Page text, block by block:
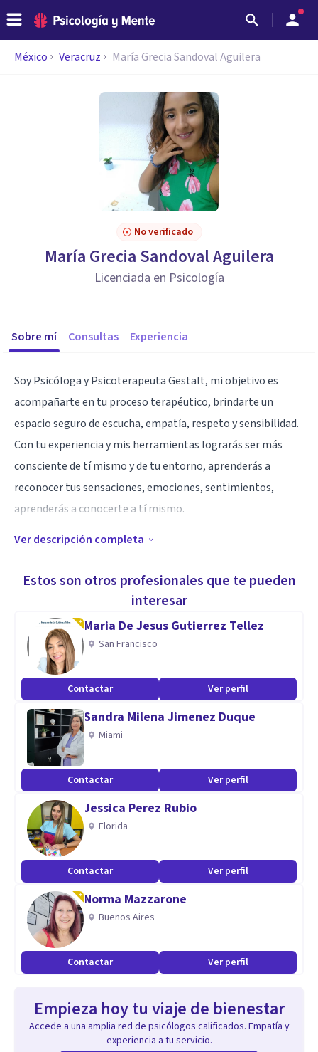
México Veracruz María Grecia Sandoval Aguilera
No verificado
María Grecia Sandoval Aguilera
Licenciada en Psicología
Sobre mí Consultas Experiencia
Soy Psicóloga y Psicoterapeuta Gestalt, mi objetivo es
acompañarte en tu proceso terapéutico, brindarte un
espacio seguro de escucha, empatía, respeto y sensibilidad.
Con tu experiencia y mis herramientas lograrás ser más
consciente de tí mismo y de tu entorno, aprenderás a
reconocer tus sensaciones, emociones, sentimientos,
aprenderás a conocerte a tí mismo.
Especialidad
Humanista, y me especializo en trabajo con adolescentes y
Aptitudes
Soy una mujer responsable, sensible y empática, esto me ha
permitido acompañar a mis pacientes desde la compasión.
Ver descripción completa
Estos son otros profesionales que te pueden
interesar
Maria De Jesus Gutierrez Tellez
San Francisco
Contactar Ver perfil
Sandra Milena Jimenez Duque
Miami
Contactar Ver perfil
Jessica Perez Rubio
Florida
Contactar Ver perfil
Norma Mazzarone
Buenos Aires
Contactar Ver perfil
Empieza hoy tu viaje de bienestar
Accede a una amplia red de psicólogos calificados. Empatía y
experiencia a tu servicio.